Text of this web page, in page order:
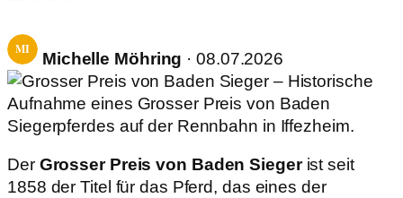
Michelle Möhring · 08.07.2026
Der Grosser Preis von Baden Siegerist seit
1858 der Titel für das Pferd, das eines der